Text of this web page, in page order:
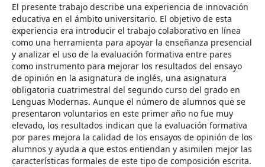
El presente trabajo describe una experiencia de innovación
educativa en el ámbito universitario. El objetivo de esta
experiencia era introducir el trabajo colaborativo en línea
como una herramienta para apoyar la enseñanza presencial
y analizar el uso de la evaluación formativa entre pares
como instrumento para mejorar los resultados del ensayo
de opinión en la asignatura de inglés, una asignatura
obligatoria cuatrimestral del segundo curso del grado en
Lenguas Modernas. Aunque el número de alumnos que se
presentaron voluntarios en este primer año no fue muy
elevado, los resultados indican que la evaluación formativa
por pares mejora la calidad de los ensayos de opinión de los
alumnos y ayuda a que estos entiendan y asimilen mejor las
características formales de este tipo de composición escrita.